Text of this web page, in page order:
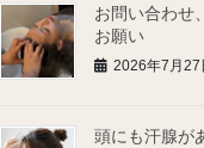
お問い合わせ
お願い
2026年7月27
頭にも汗腺が